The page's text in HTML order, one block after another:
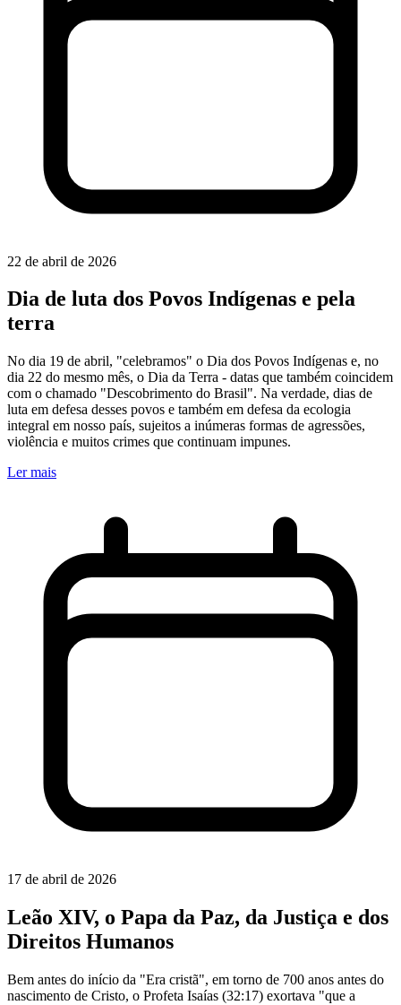
22 de abril de 2026
Dia de luta dos Povos Indígenas e pela
terra
No dia 19 de abril, "celebramos" o Dia dos Povos Indígenas e, no
dia 22 do mesmo mês, o Dia da Terra - datas que também coincidem
com o chamado "Descobrimento do Brasil". Na verdade, dias de
luta em defesa desses povos e também em defesa da ecologia
integral em nosso país, sujeitos a inúmeras formas de agressões,
violência e muitos crimes que continuam impunes.
Ler mais
17 de abril de 2026
Leão XIV, o Papa da Paz, da Justiça e dos
Direitos Humanos
Bem antes do início da "Era cristã", em torno de 700 anos antes do
nascimento de Cristo, o Profeta Isaías (32:17) exortava "que a